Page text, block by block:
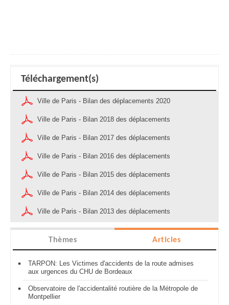
Téléchargement(s)
Ville de Paris - Bilan des déplacements 2020
Ville de Paris - Bilan 2018 des déplacements
Ville de Paris - Bilan 2017 des déplacements
Ville de Paris - Bilan 2016 des déplacements
Ville de Paris - Bilan 2015 des déplacements
Ville de Paris - Bilan 2014 des déplacements
Ville de Paris - Bilan 2013 des déplacements
Thèmes Articles
TARPON: Les Victimes d'accidents de la route admises
aux urgences du CHU de Bordeaux
Observatoire de l'accidentalité routière de la Métropole de
Montpellier